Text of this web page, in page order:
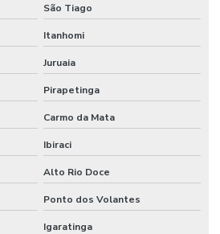
São Tiago
Itanhomi
Juruaia
Pirapetinga
Carmo da Mata
Ibiraci
Alto Rio Doce
Ponto dos Volantes
Igaratinga